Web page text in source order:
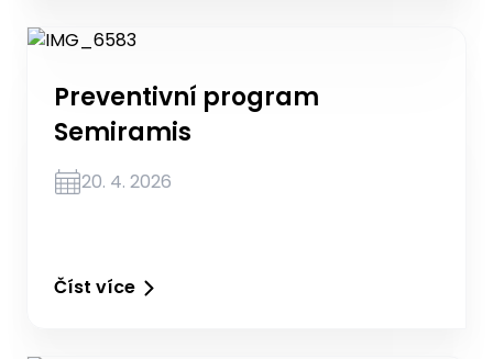
Preventivní program
Semiramis
20. 4. 2026
Číst více